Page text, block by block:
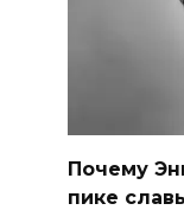
Почему
пике